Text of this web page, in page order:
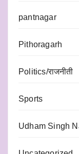
pantnagar
Pithoragarh
Politics/राजनीती
Sports
Udham Singh